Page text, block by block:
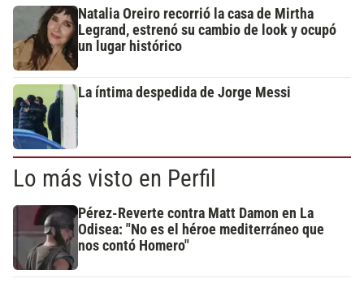
Natalia Oreiro recorrió la casa de Mirtha
Legrand, estrenó su cambio de look y ocupó
un lugar histórico
La íntima despedida de Jorge Messi
Lo más visto en Perfil
Pérez-Reverte contra Matt Damon en La
Odisea: "No es el héroe mediterráneo que
nos contó Homero"